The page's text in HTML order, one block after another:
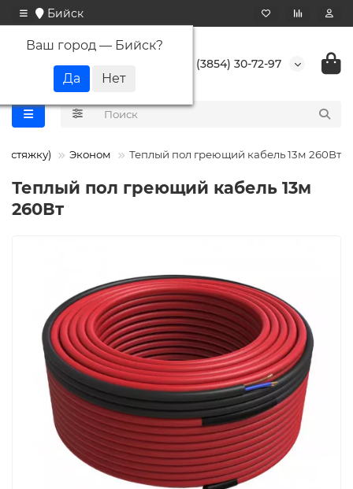
Бийск
Ваш город — Бийск?
+7 (3854) 30-72-97
стяжку) Эконом Теплый пол греющий кабель 13м 260Вт
Теплый пол греющий кабель 13м
260Вт